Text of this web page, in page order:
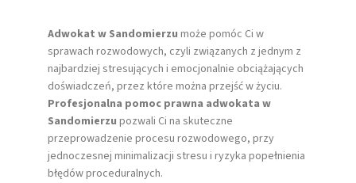
Adwokat w Sandomierzu może pomóc Ci w
sprawach rozwodowych, czyli związanych z jednym z
najbardziej stresujących i emocjonalnie obciążających
doświadczeń, przez które można przejść w życiu.
Profesjonalna pomoc prawna adwokata w
Sandomierzu pozwali Ci na skuteczne
przeprowadzenie procesu rozwodowego, przy
jednoczesnej minimalizacji stresu i ryzyka popełnienia
błędów proceduralnych.